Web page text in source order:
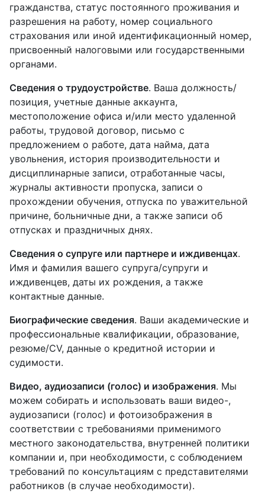
гражданства, статус постоянного проживания и
разрешения на работу, номер социального
страхования или иной идентификационный номер,
присвоенный налоговыми или государственными
органами.
Сведения о трудоустройстве. Ваша должность/
позиция, учетные данные аккаунта,
местоположение офиса и/или место удаленной
работы, трудовой договор, письмо с
предложением о работе, дата найма, дата
увольнения, история производительности и
дисциплинарные записи, отработанные часы,
журналы активности пропуска, записи о
прохождении обучения, отпуска по уважительной
причине, больничные дни, а также записи об
отпусках и праздничных днях.
Сведения о супруге или партнере и иждивенцах.
Имя и фамилия вашего супруга/супруги и
иждивенцев, даты их рождения, а также
контактные данные.
Биографические сведения. Ваши академические и
профессиональные квалификации, образование,
резюме/CV, данные о кредитной истории и
судимости.
Видео, аудиозаписи (голос) и изображения. Мы
можем собирать и использовать ваши видео-,
аудиозаписи (голос) и фотоизображения в
соответствии с требованиями применимого
местного законодательства, внутренней политики
компании и, при необходимости, с соблюдением
требований по консультациям с представителями
работников (в случае необходимости).